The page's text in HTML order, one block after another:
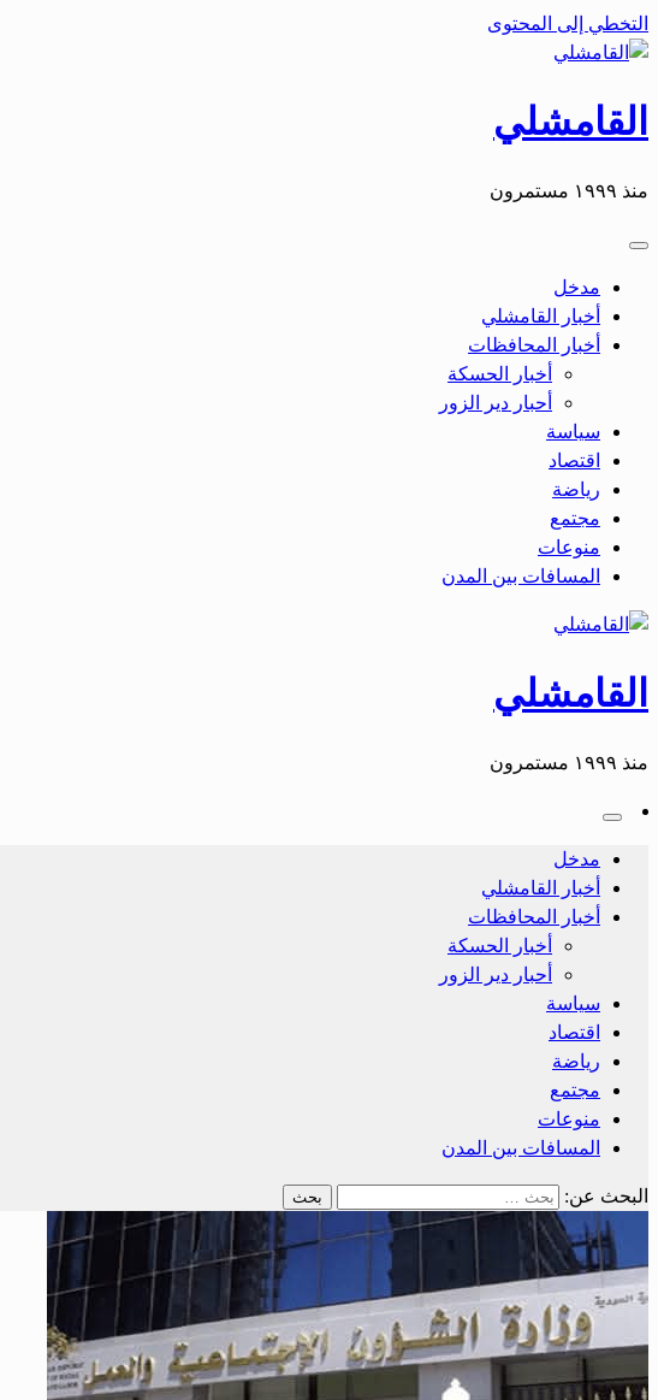
التخطي إلى المحتوى
القامشلي
منذ ١٩٩٩ مستمرون
مدخل
أخبار القامشلي
أخبار المحافظات
أخبار الحسكة
أحبار دير الزور
سياسة
اقتصاد
رياضة
مجتمع
منوعات
المسافات بين المدن
القامشلي
منذ ١٩٩٩ مستمرون
مدخل
أخبار القامشلي
أخبار المحافظات
أخبار الحسكة
أحبار دير الزور
سياسة
اقتصاد
رياضة
مجتمع
منوعات
المسافات بين المدن
البحث عن: